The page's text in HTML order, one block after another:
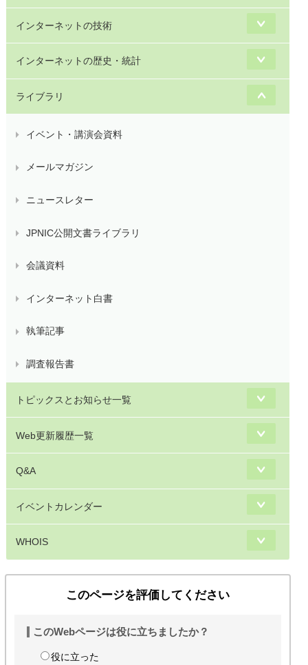
インターネットの技術
インターネットの歴史・統計
ライブラリ
イベント・講演会資料
メールマガジン
ニュースレター
JPNIC公開文書ライブラリ
会議資料
インターネット白書
執筆記事
調査報告書
トピックスとお知らせ一覧
Web更新履歴一覧
Q&A
イベントカレンダー
WHOIS
このページを評価してください
このWebページは役に立ちましたか？
役に立った